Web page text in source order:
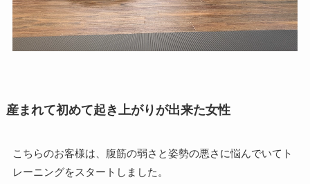
産まれて初めて起き上がりが出来た女性
こちらのお客様は、腹筋の弱さと姿勢の悪さに悩んでいてト
レーニングをスタートしました。